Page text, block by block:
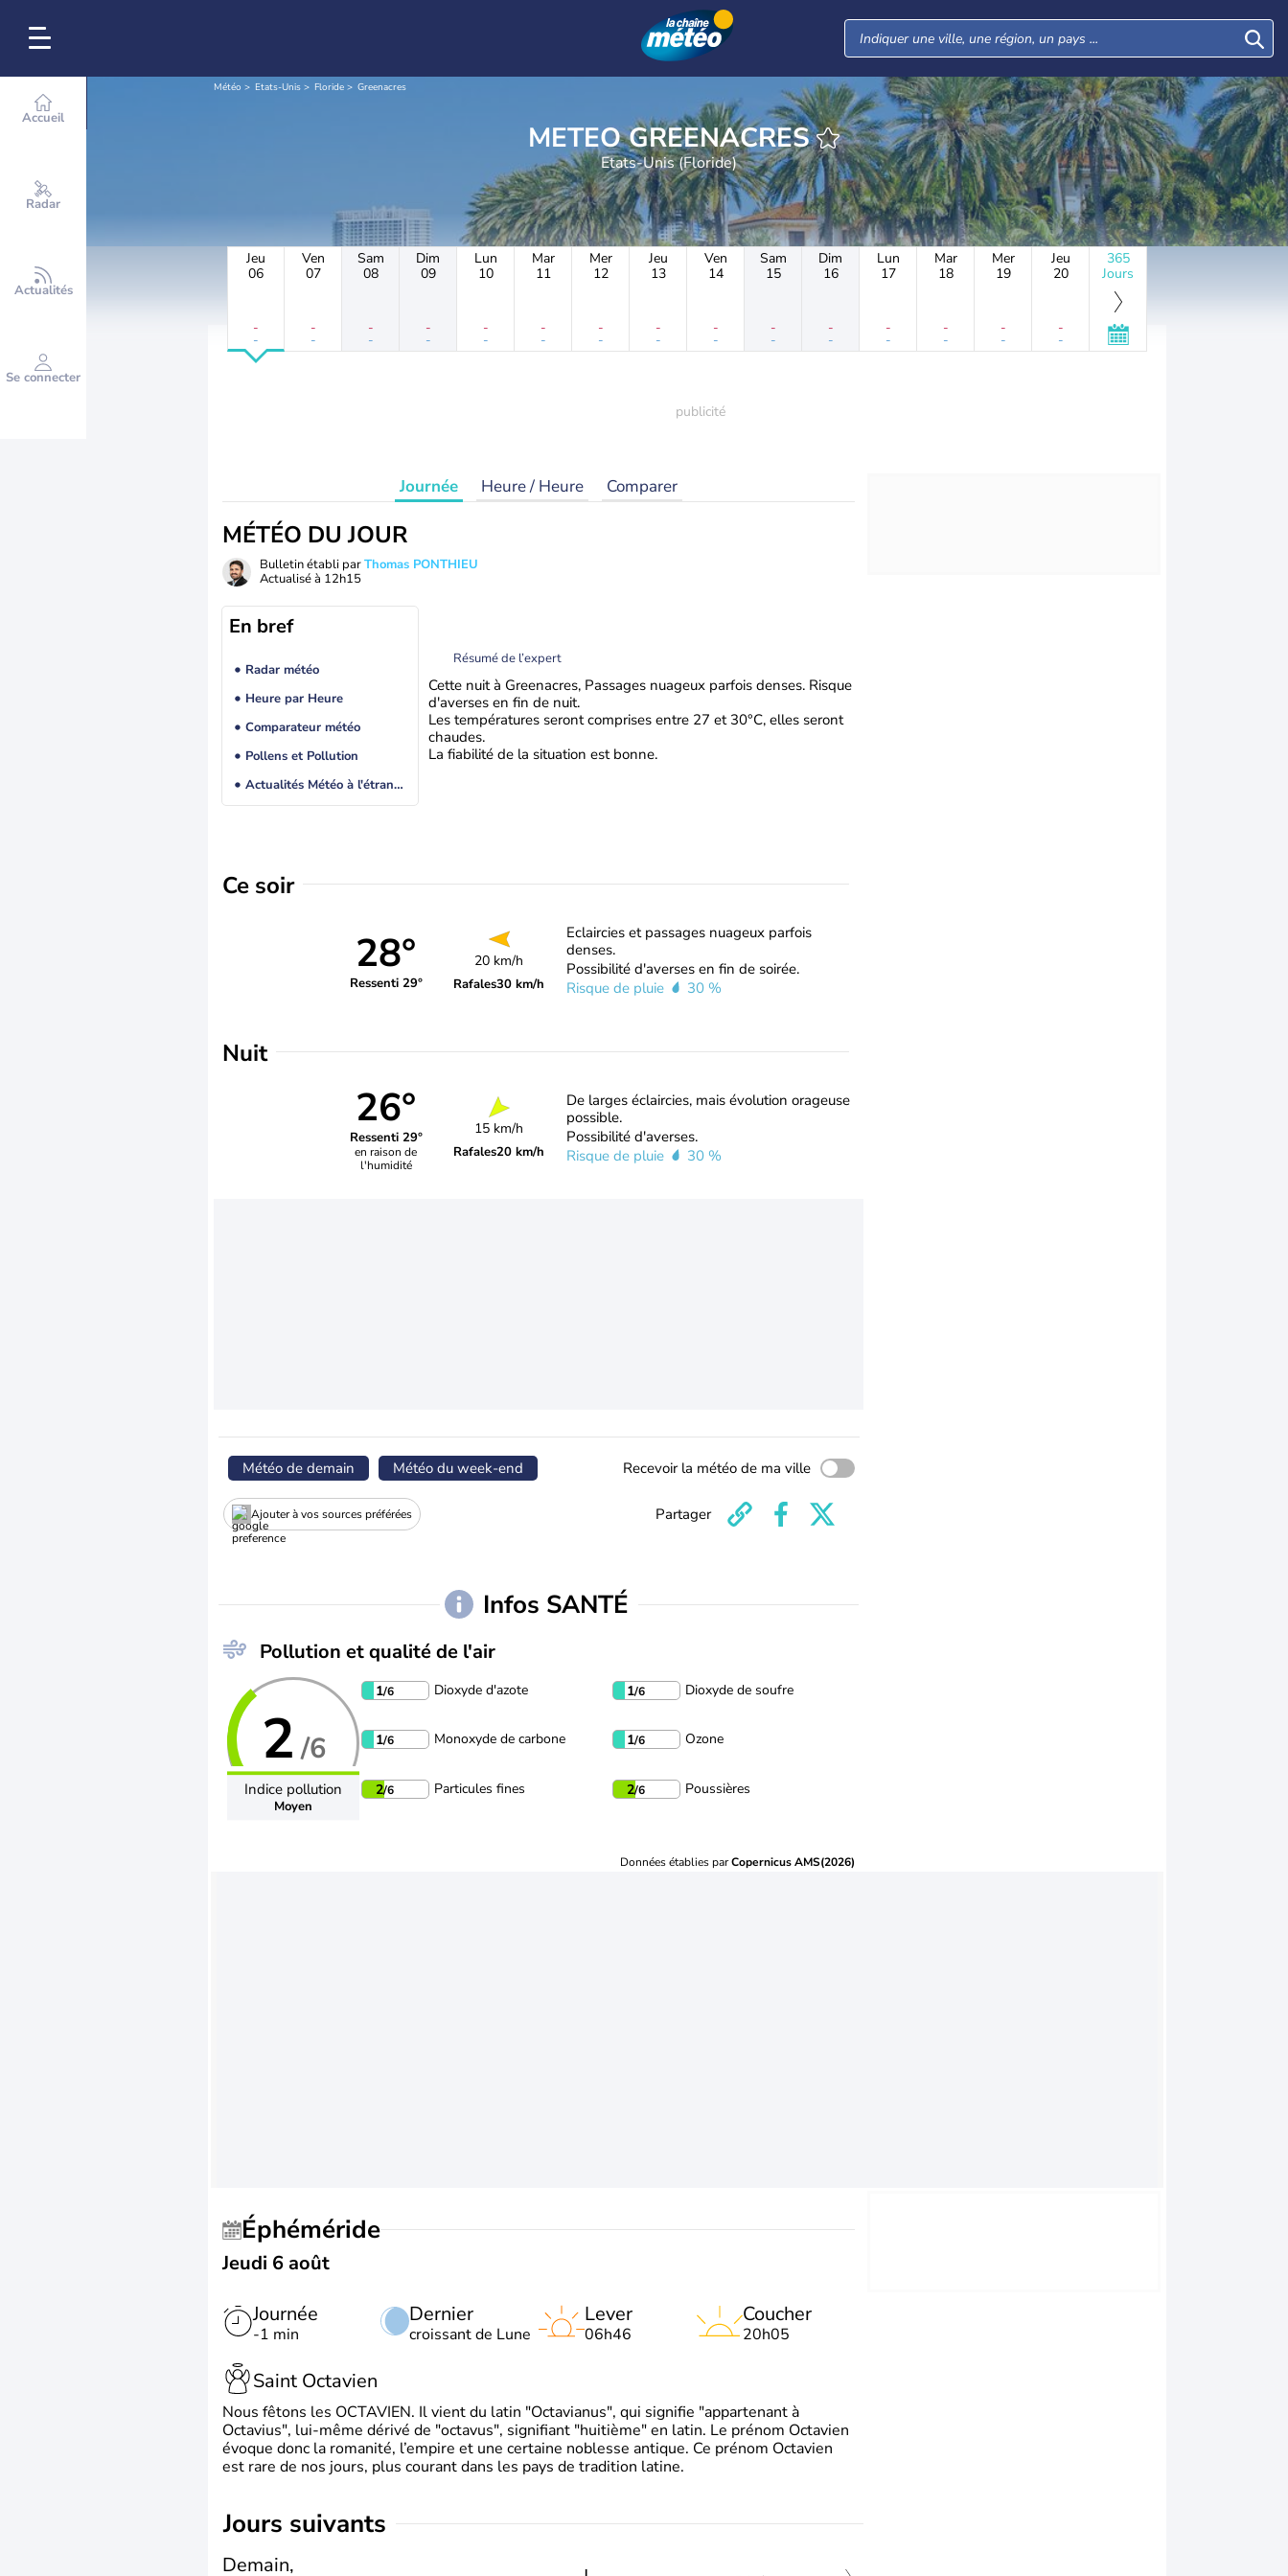
Accueil
Radar
Actualités
Se connecter
Météo Etats-Unis Floride Greenacres
METEO GREENACRES
Etats-Unis (Floride)
Jeu
06
-
-
Ven
07
-
-
Sam
08
-
-
Dim
09
-
-
Lun
10
-
-
Mar
11
-
-
Mer
12
-
-
Jeu
13
-
-
Ven
14
-
-
Sam
15
-
-
Dim
16
-
-
Lun
17
-
-
Mar
18
-
-
Mer
19
-
-
Jeu
20
-
-
365
Jours
Journée Heure / Heure Comparer
MÉTÉO DU JOUR
Bulletin établi parThomas PONTHIEU
Actualisé à 12h15
En bref
Radar météo
Heure par Heure
Comparateur météo
Pollens et Pollution
Actualités Météo à l'étranger
Résumé de l’expert
Cette nuit à Greenacres, Passages nuageux parfois denses. Risque
d'averses en fin de nuit.
Les températures seront comprises entre 27 et 30°C, elles seront
chaudes.
La fiabilité de la situation est bonne.
Ce soir
28°
Ressenti 29°
20 km/h
Rafales30 km/h
Eclaircies et passages nuageux parfois
denses.
Possibilité d'averses en fin de soirée.
Risque de pluie
30 %
Nuit
26°
Ressenti 29°
en raison de
l'humidité
15 km/h
Rafales20 km/h
De larges éclaircies, mais évolution orageuse
possible.
Possibilité d'averses.
Risque de pluie
30 %
Météo de demain Météo du week-end Recevoir la météo de ma ville
Ajouter à vos sources préférées Partager
Infos SANTÉ
Pollution et qualité de l'air
2 /6
Indice pollution
Moyen
1/6 Dioxyde d'azote 1/6 Dioxyde de soufre
1/6 Monoxyde de carbone 1/6 Ozone
2/6 Particules fines 2/6 Poussières
Données établies parCopernicus AMS(2026)
Éphéméride
Jeudi 6 août
Journée
-1 min
Dernier
croissant de Lune
Lever
06h46
Coucher
20h05
Saint Octavien
Nous fêtons les OCTAVIEN. Il vient du latin "Octavianus", qui signifie "appartenant à
Octavius", lui-même dérivé de "octavus", signifiant "huitième" en latin. Le prénom Octavien
évoque donc la romanité, l’empire et une certaine noblesse antique. Ce prénom Octavien
est rare de nos jours, plus courant dans les pays de tradition latine.
jours suivants
Demain,